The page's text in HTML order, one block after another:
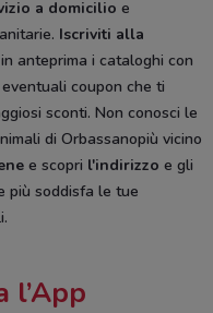
a domicilio e
Iscriviti alla
anteprima i cataloghi con
coupon che ti
sconti. Non conosci le
di Orbassanopiù vicino
e scopri l'indirizzo e gli
più soddisfa le tue
l’App